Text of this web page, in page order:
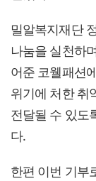
밀알복지재단
나눔을 실천하
어준 코웰패션
위기에 처한 취
전달될 수 있도
다.
한편 이번 기부